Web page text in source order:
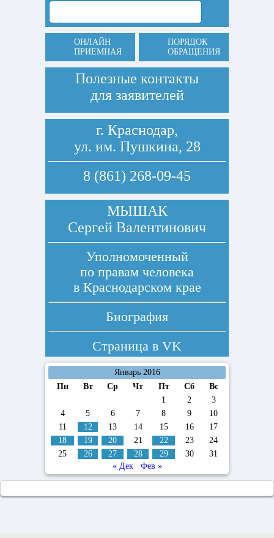
ОНЛАЙН
ПРИЕМНАЯ
ПОРЯДОК
ОБРАЩЕНИЯ
Полезные контакты
для заявителей
г. Краснодар,
ул. им. Пушкина, 28
8 (861) 268-09-45
МЫШАК
Сергей Валентинович
Уполномоченный
по правам человека
в Краснодарском крае
Биография
Страница в VK
Январь 2016
Пн
Вт Ср Чт Пт Сб
Вс
1
2
3
4
5 6 7 8 9
10
11
12 13 14 15 16
17
18
19 20 21 22 23
24
25
26 27 28 29 30
31
« Дек
Фев »